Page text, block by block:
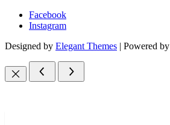
Facebook
Instagram
Designed by Elegant Themes | Powered by